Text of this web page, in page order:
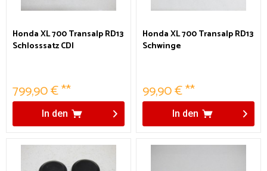
Honda XL 700 Transalp RD13
Schlosssatz CDI
799,90 € **
In den
Honda XL 700 Transalp RD13
Schwinge
99,90 € **
In den